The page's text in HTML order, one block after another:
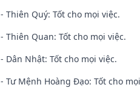
- Thiên Quý: Tốt cho mọi việc.
- Thiên Quan: Tốt cho mọi việc.
- Dân Nhật: Tốt cho mọi việc.
- Tư Mệnh Hoàng Đạo: Tốt cho